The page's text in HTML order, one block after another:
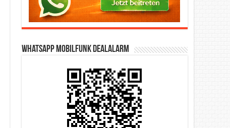
WhatsApp Mobilfunk DealAlarm